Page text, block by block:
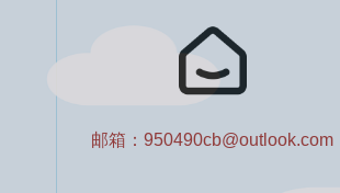
邮箱：950490cb@outlook.com